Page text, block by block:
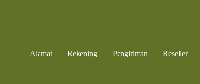
Alamat Rekening Pengiriman Reseller